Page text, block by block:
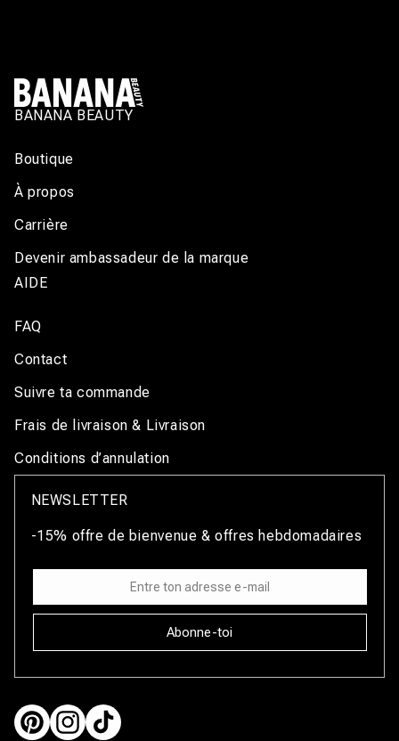
BANANA BEAUTY
Boutique
À propos
Carrière
Devenir ambassadeur de la marque
AIDE
FAQ
Contact
Suivre ta commande
Frais de livraison & Livraison
Conditions d’annulation
NEWSLETTER
-15% offre de bienvenue & offres hebdomadaires
Abonne-toi
PinterestInstagramTikTok